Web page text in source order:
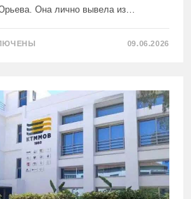
Она лично вывела из…
09.06.2026